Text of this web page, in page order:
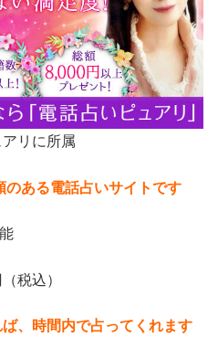
リに所属
ある電話占いサイトです
税込）
、時間内で占ってくれます